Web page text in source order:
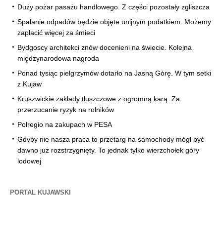
Duży pożar pasażu handlowego. Z części pozostały zgliszcza
Spalanie odpadów będzie objęte unijnym podatkiem. Możemy
zapłacić więcej za śmieci
Bydgoscy architekci znów docenieni na świecie. Kolejna
międzynarodowa nagroda
Ponad tysiąc pielgrzymów dotarło na Jasną Górę. W tym setki
z Kujaw
Kruszwickie zakłady tłuszczowe z ogromną karą. Za
przerzucanie ryzyk na rolników
Polregio na zakupach w PESA
Gdyby nie nasza praca to przetarg na samochody mógł być
dawno już rozstrzygnięty. To jednak tylko wierzchołek góry
lodowej
PORTAL KUJAWSKI